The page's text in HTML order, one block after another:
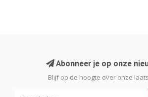
Abonneer je op onze
Blijf op de hoogte over onze